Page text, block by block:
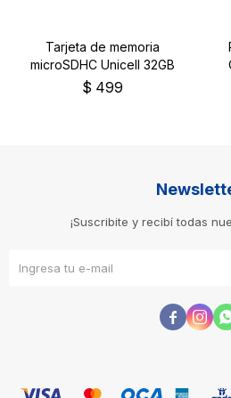
Tarjeta de memoria
microSDHC Unicell 32GB
$ 499
¡Suscribite y recibí todas
 